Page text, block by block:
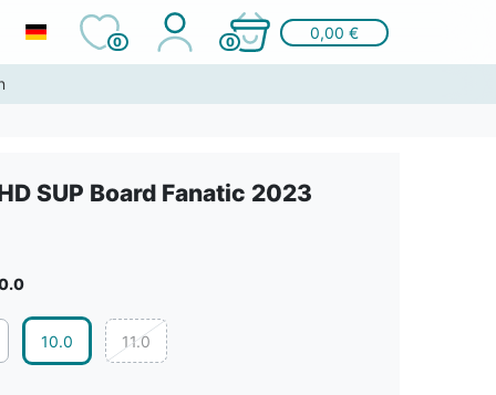
0 0
0,00 €
SUP Board Fanatic 2023
10.0 11.0